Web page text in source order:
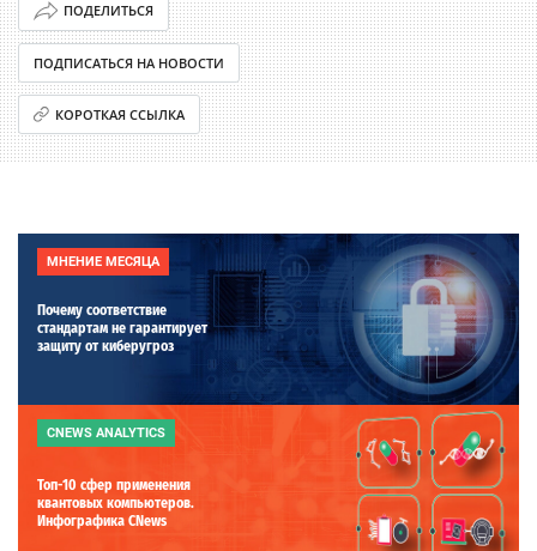
ПОДЕЛИТЬСЯ
ПОДПИСАТЬСЯ НА НОВОСТИ
КОРОТКАЯ ССЫЛКА
МНЕНИЕ МЕСЯЦА
Почему соответствие
стандартам не гарантирует
защиту от киберугроз
CNEWS ANALYTICS
Топ-10 сфер применения
квантовых компьютеров.
Инфографика CNews